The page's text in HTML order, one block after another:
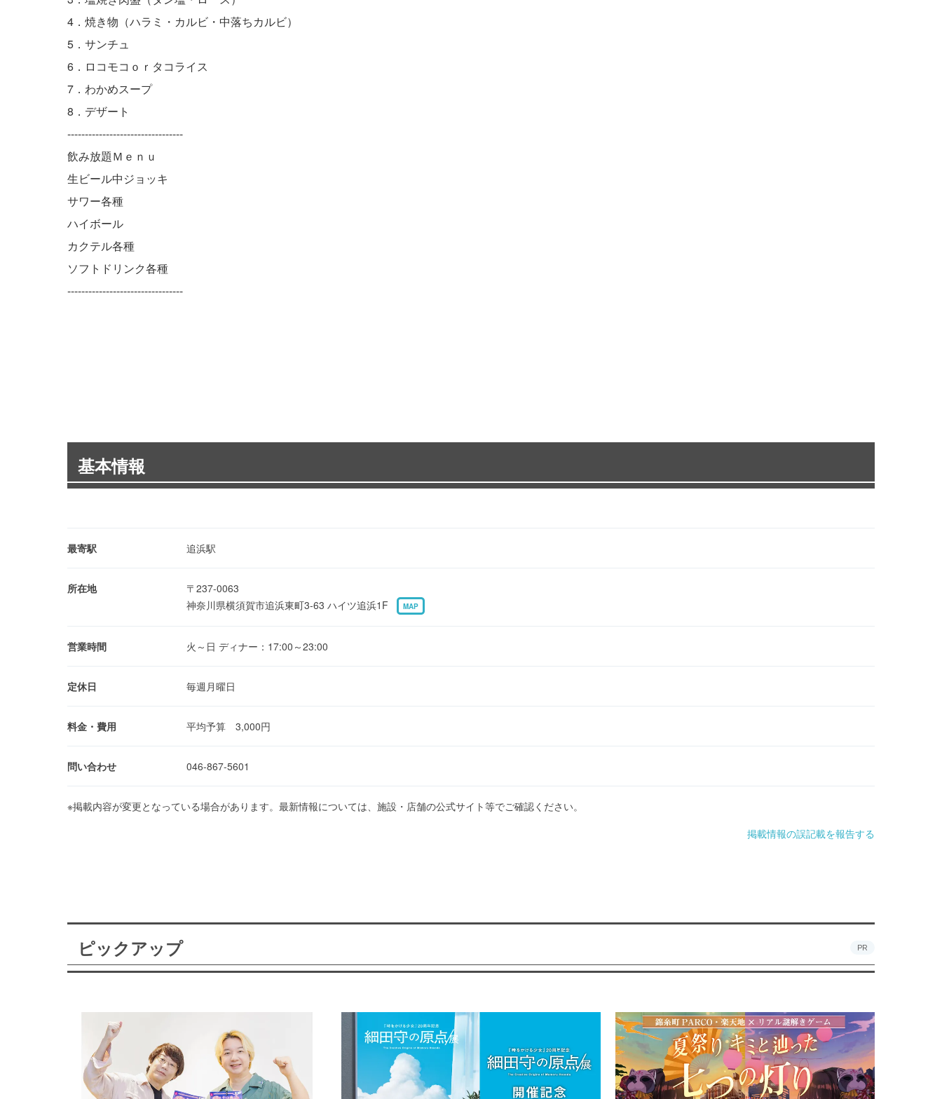
4．焼き物（ハラミ・カルビ・中落ちカルビ）
5．サンチュ
6．ロコモコｏｒタコライス
7．わかめスープ
8．デザート
---------------------------------
飲み放題Ｍｅｎｕ
生ビール中ジョッキ
サワー各種
ハイボール
カクテル各種
ソフトドリンク各種
---------------------------------
基本情報
最寄駅 追浜駅
所在地
〒237-0063
神奈川県横須賀市追浜東町3-63 ハイツ追浜1F
MAP
営業時間 火～日 ディナー：17:00～23:00
定休日 毎週月曜日
料金・費用 平均予算 3,000円
問い合わせ 046-867-5601
※掲載内容が変更となっている場合があります。最新情報については、施設・店舗の公式サイト等でご確認ください。
掲載情報の誤記載を報告する
ピックアップ PR